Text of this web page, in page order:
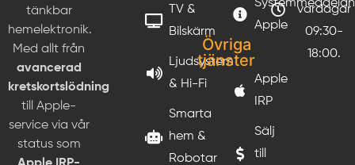
tänkbar
hemelektronik.
Med allt från
avancerad
kretskortslödning
till Apple-
service via vår
status som
TV &
Bilskärm
Ljudsystem
& Hi-Fi
Smarta
hem &
Robotar
Apple
Övriga
tjänster
Apple
IRP
Sälj
till
vardagar
09:30-
18:00.